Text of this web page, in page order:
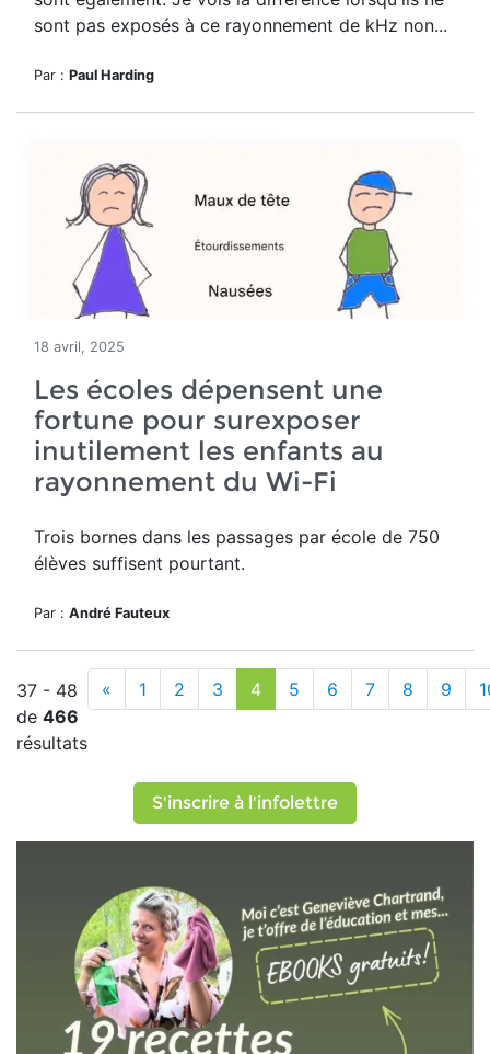
sont pas exposés à ce rayonnement de kHz non...
Par : Paul Harding
18 avril, 2025
Les écoles dépensent une
fortune pour surexposer
inutilement les enfants au
rayonnement du Wi-Fi
Trois bornes dans les passages par école de 750
élèves suffisent pourtant.
Par : André Fauteux
37 - 48
de 466
résultats
« 1 2 3 4 5 6 7 8 9
S'inscrire à l'infolettre